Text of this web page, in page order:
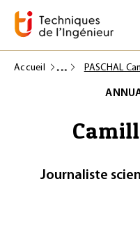
Accueil PASCHAL
Journaliste